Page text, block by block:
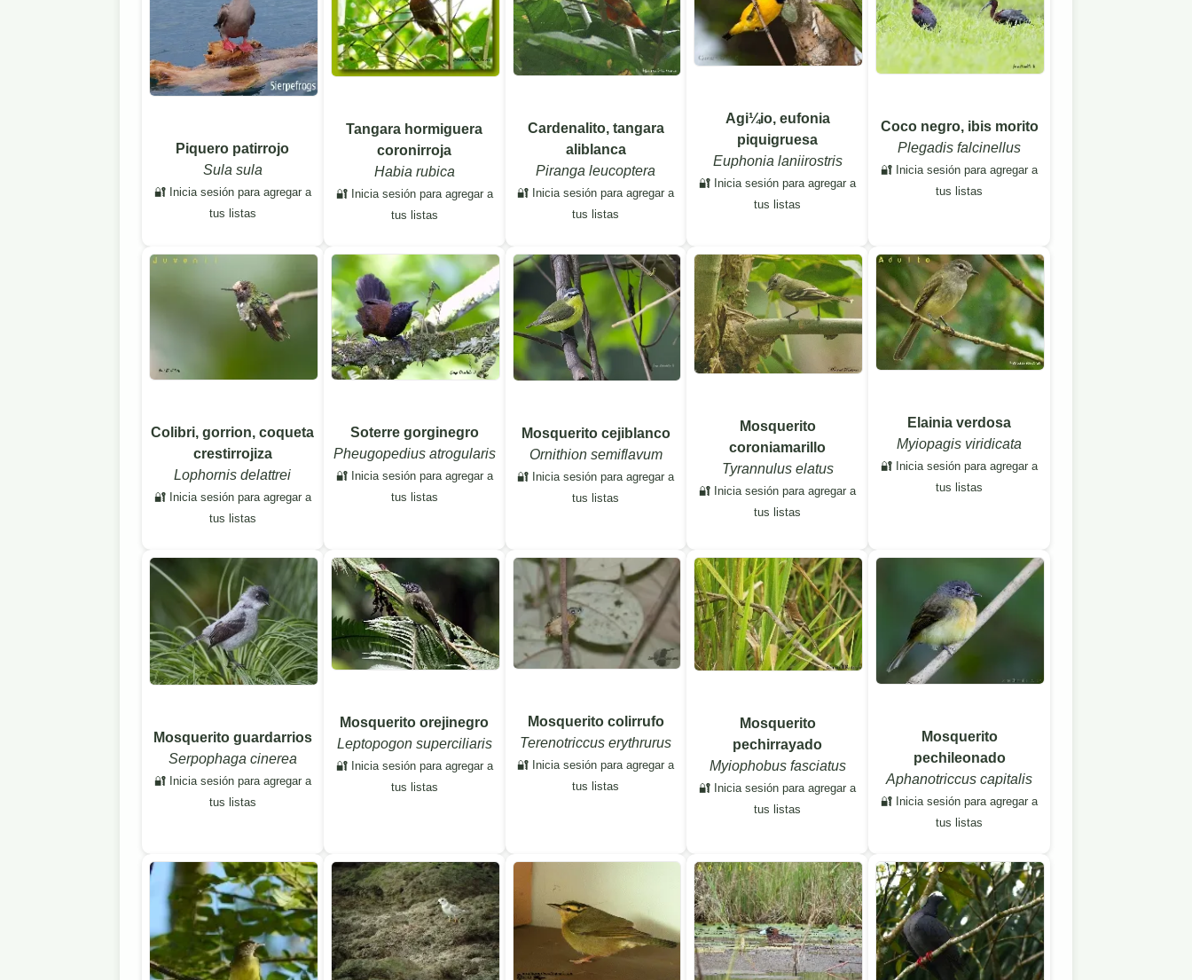
Piquero patirrojo
Sula sula
🔐 Inicia sesión para agregar a
tus listas
Tangara hormiguera
coronirroja
Habia rubica
🔐 Inicia sesión para agregar a
tus listas
Cardenalito, tangara
aliblanca
Piranga leucoptera
🔐 Inicia sesión para agregar a
tus listas
Agi¼io, eufonia
piquigruesa
Euphonia laniirostris
🔐 Inicia sesión para agregar a
tus listas
Coco negro, ibis morito
Plegadis falcinellus
🔐 Inicia sesión para agregar a
tus listas
Colibri, gorrion, coqueta
crestirrojiza
Lophornis delattrei
🔐 Inicia sesión para agregar a
tus listas
Soterre gorginegro
Pheugopedius atrogularis
🔐 Inicia sesión para agregar a
tus listas
Mosquerito cejiblanco
Ornithion semiflavum
🔐 Inicia sesión para agregar a
tus listas
Mosquerito
coroniamarillo
Tyrannulus elatus
🔐 Inicia sesión para agregar a
tus listas
Elainia verdosa
Myiopagis viridicata
🔐 Inicia sesión para agregar a
tus listas
Mosquerito guardarrios
Serpophaga cinerea
🔐 Inicia sesión para agregar a
tus listas
Mosquerito orejinegro
Leptopogon superciliaris
🔐 Inicia sesión para agregar a
tus listas
Mosquerito colirrufo
Terenotriccus erythrurus
🔐 Inicia sesión para agregar a
tus listas
Mosquerito
pechirrayado
Myiophobus fasciatus
🔐 Inicia sesión para agregar a
tus listas
Mosquerito
pechileonado
Aphanotriccus capitalis
🔐 Inicia sesión para agregar a
tus listas